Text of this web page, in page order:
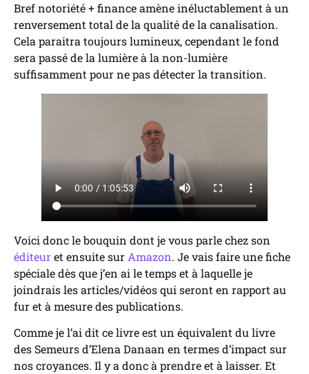
Bref notoriété + finance amène inéluctablement à un
renversement total de la qualité de la canalisation.
Cela paraitra toujours lumineux, cependant le fond
sera passé de la lumière à la non-lumière
suffisamment pour ne pas détecter la transition.
Voici donc le bouquin dont je vous parle chez son
éditeuret ensuite sur Amazon. Je vais faire une fiche
spéciale dès que j’en ai le temps et à laquelle je
joindrais les articles/vidéos qui seront en rapport au
fur et à mesure des publications.
Comme je l’ai dit ce livre est un équivalent du livre
des Semeurs d’Elena Danaan en termes d’impact sur
nos croyances. Il y a donc à prendre et à laisser. Et